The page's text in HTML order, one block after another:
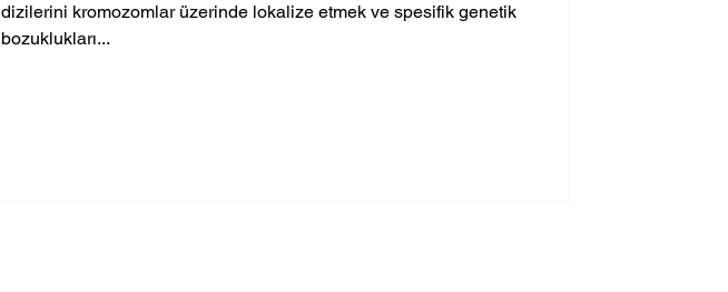
dizilerini kromozomlar üzerinde lokalize etmek ve spesifik genetik
bozuklukları...